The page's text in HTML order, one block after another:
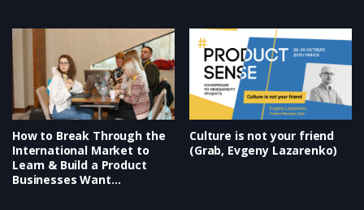
How to Break Through the
International Market to
Learn & Build a Product
Businesses Want
Culture is not your friend
(Grab, Evgeny Lazarenko)